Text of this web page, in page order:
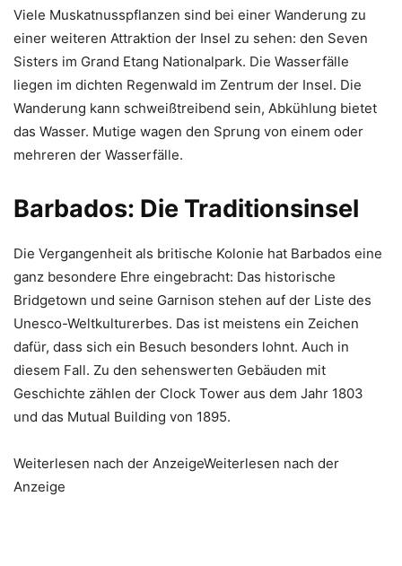
Viele Muskatnusspflanzen sind bei einer Wanderung zu
einer weiteren Attraktion der Insel zu sehen: den Seven
Sisters im Grand Etang Nationalpark. Die Wasserfälle
liegen im dichten Regenwald im Zentrum der Insel. Die
Wanderung kann schweißtreibend sein, Abkühlung bietet
das Wasser. Mutige wagen den Sprung von einem oder
mehreren der Wasserfälle.
Barbados: Die Traditionsinsel
Die Vergangenheit als britische Kolonie hat Barbados eine
ganz besondere Ehre eingebracht: Das historische
Bridgetown und seine Garnison stehen auf der Liste des
Unesco-Weltkulturerbes. Das ist meistens ein Zeichen
dafür, dass sich ein Besuch besonders lohnt. Auch in
diesem Fall. Zu den sehenswerten Gebäuden mit
Geschichte zählen der Clock Tower aus dem Jahr 1803
und das Mutual Building von 1895.
Weiterlesen nach der AnzeigeWeiterlesen nach der
Anzeige